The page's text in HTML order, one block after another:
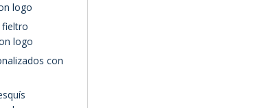
logo
fieltro
logo
con